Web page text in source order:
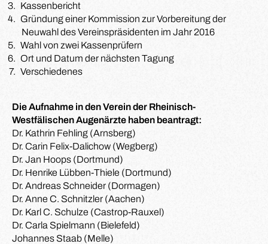
Kassenbericht
Gründung einer Kommission zur Vorbereitung der
Neuwahl des Vereinspräsidenten im Jahr 2016
Wahl von zwei Kassenprüfern
Ort und Datum der nächsten Tagung
Verschiedenes
Die Aufnahme in den Verein der Rheinisch-
Westfälischen Augenärzte haben beantragt:
Dr. Kathrin Fehling (Arnsberg)
Dr. Carin Felix-Dalichow (Wegberg)
Dr. Jan Hoops (Dortmund)
Dr. Henrike Lübben-Thiele (Dortmund)
Dr. Andreas Schneider (Dormagen)
Dr. Anne C. Schnitzler (Aachen)
Dr. Karl C. Schulze (Castrop-Rauxel)
Dr. Carla Spielmann (Bielefeld)
Johannes Staab (Melle)